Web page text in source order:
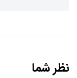
نظر شما